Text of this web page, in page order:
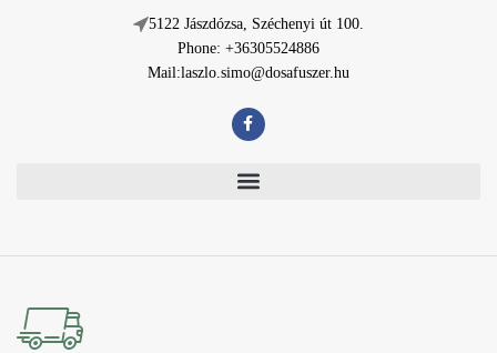
5122 Jászdózsa, Széchenyi út 100.
Phone: +36305524886
Mail:laszlo.simo@dosafuszer.hu